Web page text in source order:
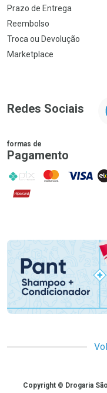
Prazo de Entrega
Reembolso
Troca ou Devolução
Marketplace
Redes Sociais
formas de
Pagamento
PIX MasterCard
VISA
Hipercard
Promoção em
CopyrightCopyright © Drogaria